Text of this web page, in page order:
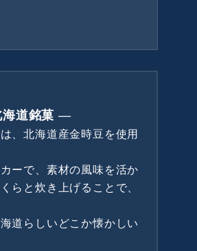
海道銘菓 ―
、北海道産金時豆を使用
ーで、素材の風味を活か
らと炊き上げることで、
道らしいどこか懐かしい